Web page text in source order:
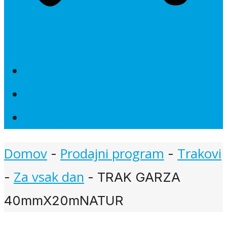
Domov - Prodajni program - Trakovi
- Za vsak dan - TRAK GARZA
40mmX20mNATUR